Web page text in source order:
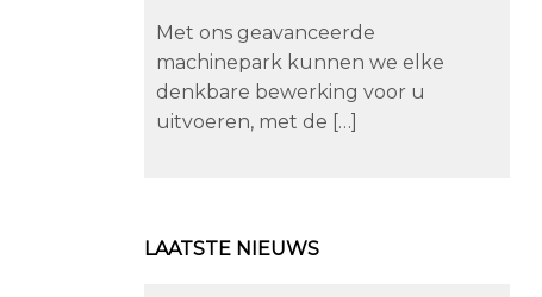
Met ons geavanceerde
machinepark kunnen we elke
denkbare bewerking voor u
uitvoeren, met de […]
LAATSTE NIEUWS